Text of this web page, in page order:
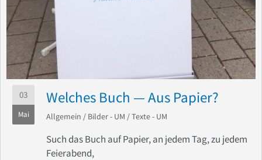
03
Mai
Welches Buch — Aus Papier?
Allgemein / Bilder - UM /Texte - UM
Such das Buch auf Papier, an jedem Tag, zu jedem
Feierabend,